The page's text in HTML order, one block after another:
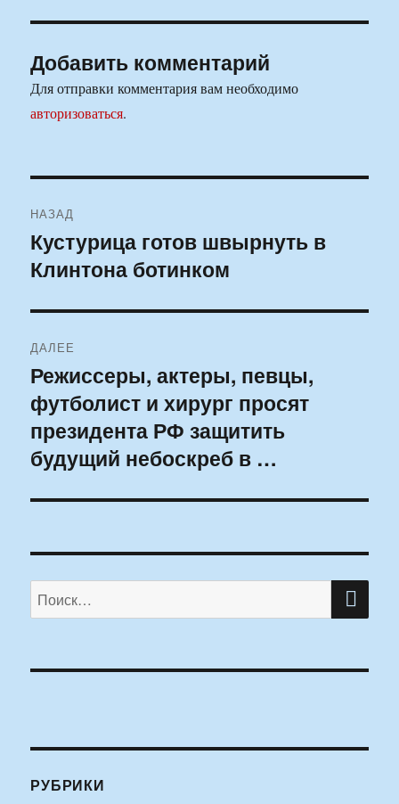
Добавить комментарий
Для отправки комментария вам необходимо
авторизоваться.
по
записям
НАЗАД
Предыдущая
запись:
Кустурица готов швырнуть в
Клинтона ботинком
ДАЛЕЕ
Следующая
запись:
Режиссеры, актеры, певцы,
футболист и хирург просят
президента РФ защитить
будущий небоскреб в …
Искать:
РУБРИКИ